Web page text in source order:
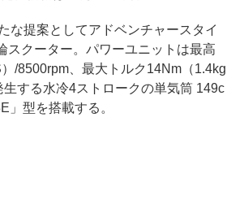
な提案としてアドベンチャースタイ
スクーター。パワーユニットは最高
/8500rpm、最大トルク14Nm（1.4kg
生する水冷4ストロークの単気筒 149c
」型を搭載する。